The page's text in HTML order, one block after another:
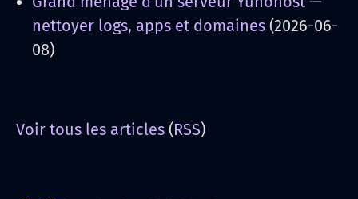
nettoyer logs, apps et domaines (2026-06-
08)
Voir tous les articles (RSS)